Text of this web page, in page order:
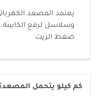
يعتمد المصعد
وسلاسل لرفع الكابينة،
ضغط الزيت
كم كيلو يتحمل